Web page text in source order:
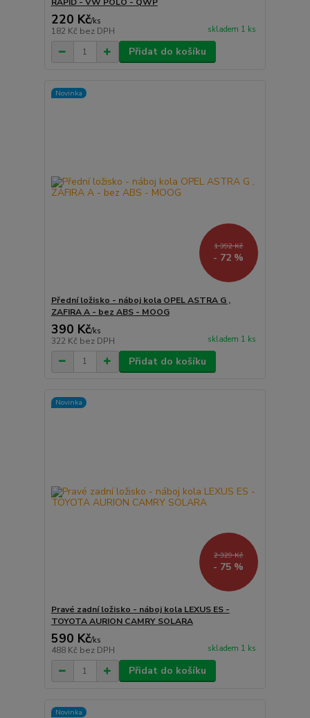
220 Kč/ks
182 Kč bez DPH skladem 1 ks
Přidat do košíku
Novinka
1 392 Kč
- 72 %
Přední ložisko - náboj kola OPEL ASTRA G ,
ZAFIRA A - bez ABS - MOOG
390 Kč/ks
322 Kč bez DPH skladem 1 ks
Přidat do košíku
Novinka
2 329 Kč
- 75 %
Pravé zadní ložisko - náboj kola LEXUS ES -
TOYOTA AURION CAMRY SOLARA
590 Kč/ks
488 Kč bez DPH skladem 1 ks
Přidat do košíku
Novinka